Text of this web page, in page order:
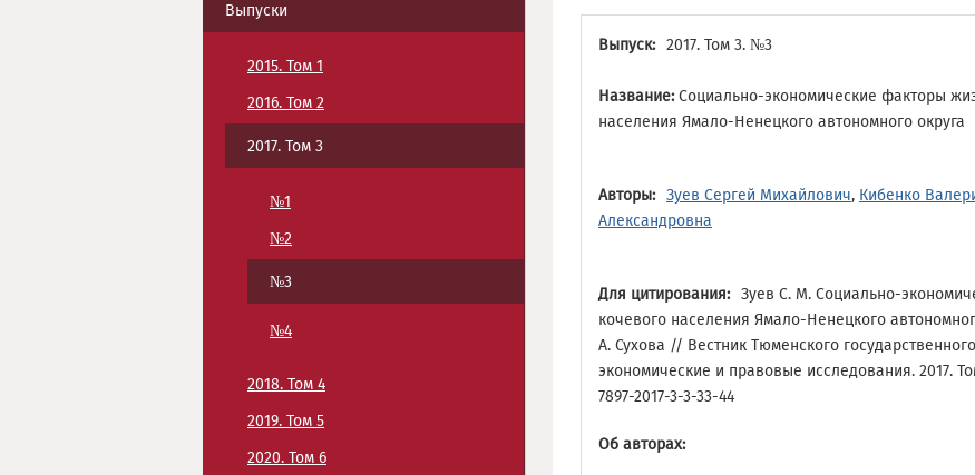
Выпуски
2015. Том 1
2016. Том 2
2017. Том 3
№1
№2
№3
№4
2018. Том 4
2019. Том 5
2020. Том 6
Выпуск: 2017. Том 3. №3
Название:Социально-экономические факторы
населения Ямало-Ненецкого автономного округа
Авторы: Зуев Сергей Михайлович, Кибенко
Александровна
Для цитирования: Зуев С. М. Социально-
кочевого населения Ямало-Ненецкого
А. Сухова // Вестник Тюменского
экономические и правовые исследования. 2017.
7897-2017-3-3-33-44
Об авторах: